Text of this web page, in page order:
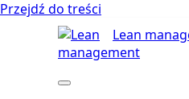
Przejdź do treści
Lean